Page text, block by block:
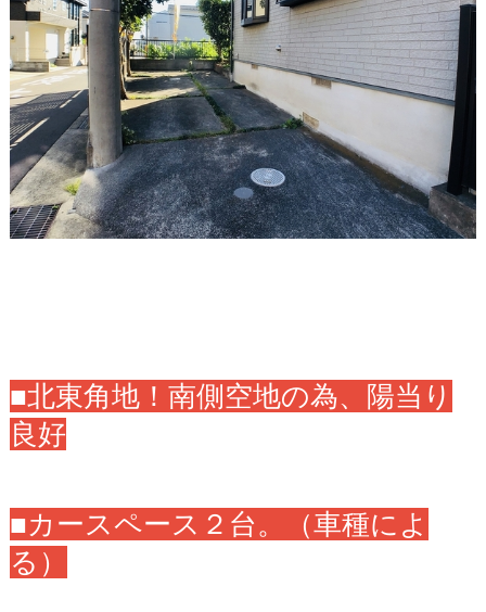
■北東角地！南側空地の為、陽当り
良好
■カースペース２台。（車種によ
る）